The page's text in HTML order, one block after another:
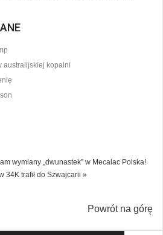
australijskiej kopalni
wymiany „dwunastek” w Mecalac Polska!
34K trafił do Szwajcarii »
Powrót na górę